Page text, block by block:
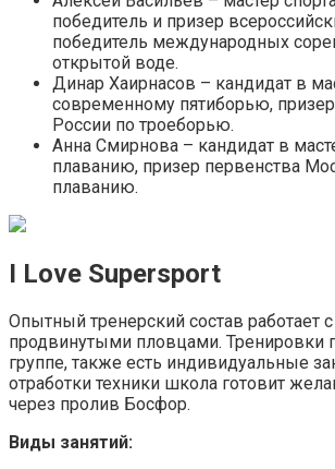
победитель и призер
победитель международных
открытой воде.
Динар Хаирнасов – кандидат в
современному пятиборью,
России по троеборью.
Анна Смирнова – кандидат в
плаванию, призер первенства
плаванию.
I Love Supersport
Опытный тренерский состав работает
продвинутыми пловцами. Тренировки
группе, также есть индивидуальные
отработки техники школа готовит
через пролив Босфор.
Виды занятий: